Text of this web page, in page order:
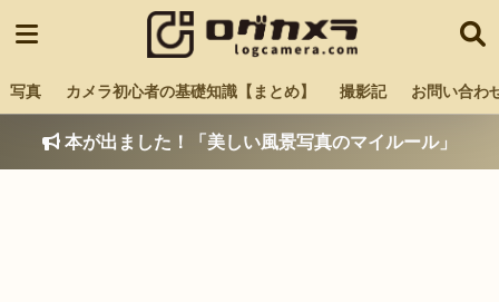
写真 カメラ初心者の基礎知識【まとめ】 撮影記 お問い合わ
本が出ました！「美しい風景写真のマイルール」